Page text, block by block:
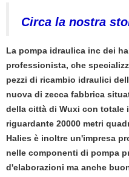
Circa la nostra
La pompa idraulica inc dei
professionista, che
pezzi di ricambio idraulici
nuova di zecca fabbrica
della città di Wuxi con totale
riguardante 20000 metri
Halies è inoltre un'impresa
nelle componenti di pompa
d'elaborazioni ma anche